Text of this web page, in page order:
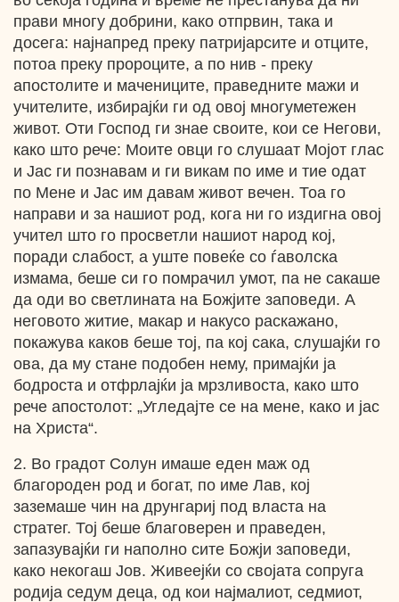
прави многу добрини, како отпрвин, така и
досега: најнапред преку патријарсите и отците,
потоа преку пророците, а по нив - преку
апостолите и мачениците, праведните мажи и
учителите, избирајќи ги од овој многуметежен
живот. Оти Господ ги знае своите, кои се Негови,
како што рече: Моите овци го слушаат Мојот глас
и Јас ги познавам и ги викам по име и тие одат
по Мене и Јас им давам живот вечен. Тоа го
направи и за нашиот род, кога ни го издигна овој
учител што го просветли нашиот народ кој,
поради слабост, а уште повеќе со ѓаволска
измама, беше си го помрачил умот, па не сакаше
да оди во светлината на Божјите заповеди. А
неговото житие, макар и накусо раскажано,
покажува каков беше тој, па кој сака, слушајќи го
ова, да му стане подобен нему, примајќи ја
бодроста и отфрлајќи ја мрзливоста, како што
рече апостолот: „Угледајте се на мене, како и јас
на Христа“.
2. Во градот Солун имаше еден маж од
благороден род и богат, по име Лав, кој
заземаше чин на друнгариј под власта на
стратег. Тој беше благоверен и праведен,
запазувајќи ги наполно сите Божји заповеди,
како некогаш Јов. Живеејќи со својата сопруга
родија седум деца, од кои најмалиот, седмиот,